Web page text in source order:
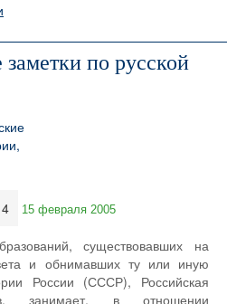
по русской
15 февраля 2005
существовавших на
и обнимавших ту или иную
России (СССР), Российская
занимает, в отношении